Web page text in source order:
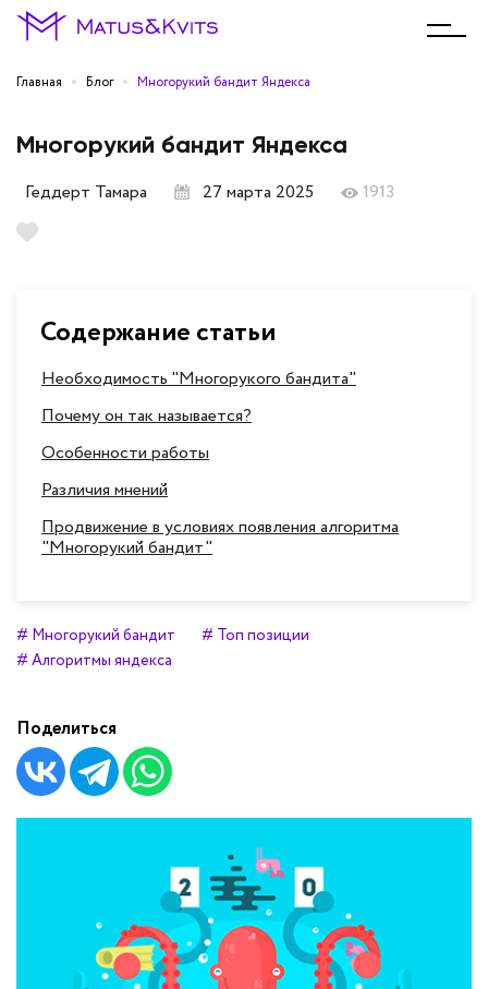
Главная Блог Многорукий бандит Яндекса
Многорукий бандит Яндекса
Геддерт Тамара 27 марта 2025 1913
Содержание статьи
Необходимость "Многорукого бандита"
Почему он так называется?
Особенности работы
Различия мнений
Продвижение в условиях появления алгоритма
"Многорукий бандит"
# Многорукий бандит
# Топ позиции
# Алгоритмы яндекса
Поделиться